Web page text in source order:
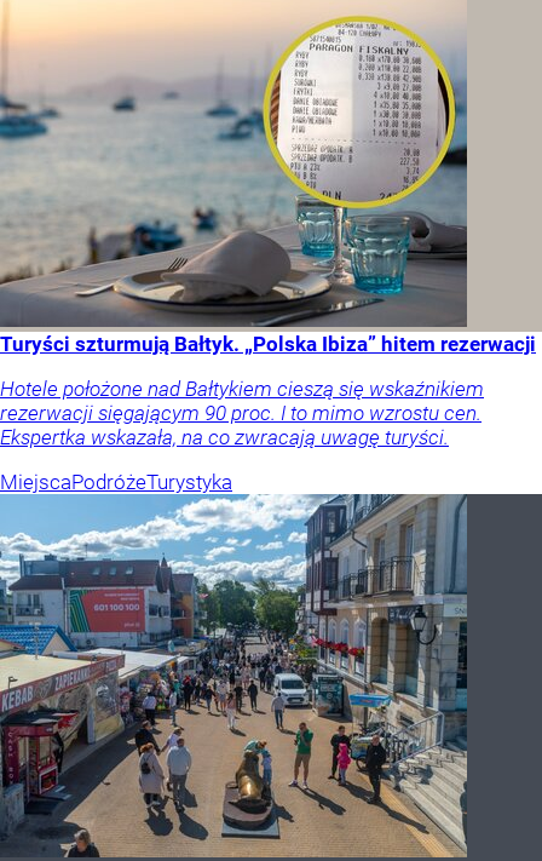
Turyści szturmują Bałtyk. „Polska Ibiza” hitem rezerwacji
Hotele położone nad Bałtykiem cieszą się wskaźnikiem
rezerwacji sięgającym 90 proc. I to mimo wzrostu cen.
Ekspertka wskazała, na co zwracają uwagę turyści.
MiejscaPodróżeTurystyka